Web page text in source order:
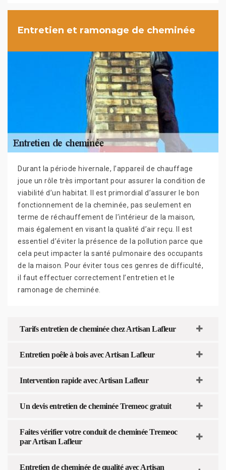
Entretien et ramonage de cheminée
Durant la période hivernale, l’appareil de chauffage
joue un rôle très important pour assurer la condition de
viabilité d’un habitat. Il est primordial d’assurer le bon
fonctionnement de la cheminée, pas seulement en
terme de réchauffement de l’intérieur de la maison,
mais également en visant la qualité d’air reçu. Il est
essentiel d’éviter la présence de la pollution parce que
cela peut impacter la santé pulmonaire des occupants
de la maison. Pour éviter tous ces genres de difficulté,
il faut effectuer correctement l’entretien et le
ramonage de cheminée.
Tarifs entretien de cheminée chez Artisan Lafleur
Entretien poêle à bois avec Artisan Lafleur
Intervention rapide avec Artisan Lafleur
Un devis entretien de cheminée Tremeoc gratuit
Faites vérifier votre conduit de cheminée Tremeoc
par Artisan Lafleur
Entretien de cheminée de qualité avec Artisan